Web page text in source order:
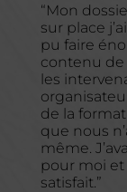
“Mon
sur place
pu faire
contenu de
les
de la
que nous
même.
pour moi et
satisfait.”